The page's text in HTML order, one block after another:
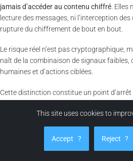
jamais d’accéder au contenu chiffré .
lecture des messages, ni l’interception
rupture du chiffrement de bout en bout.
Le risque réel n’est pas cryptographique,
naît de la combinaison de signaux faibles,
humaines et d’actions ciblées.
Cette distinction constitue un point d’arrêt
contenu revient à déplacer la menace du
mythe paralysant.
This site uses cookies to
Accept ? Reject ?